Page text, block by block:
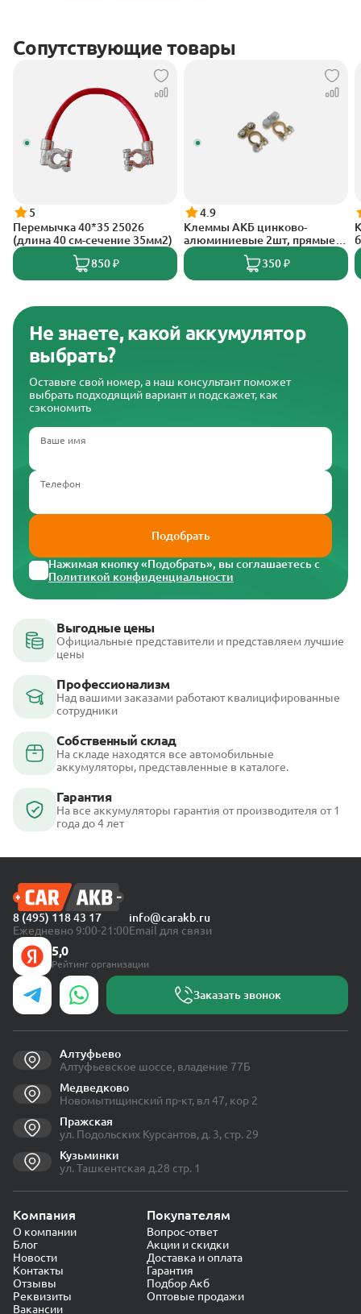
Сопутствующие товары
5
Перемычка 40*35 25026
(длина 40 см-сечение 35мм2)
850 ₽
4.9
Клеммы АКБ цинково-
алюминиевые 2шт, прямые
усиленные с крепежом
350 ₽
Не знаете, какой аккумулятор
выбрать?
Оставьте свой номер, а наш консультант поможет
выбрать подходящий вариант и подскажет, как
сэкономить
Ваше имя
Телефон
Подобрать
Нажимая кнопку «Подобрать», вы соглашаетесь с
Политикой конфиденциальности
Выгодные цены
Официальные представители и представляем лучшие
цены
Профессионализм
Над вашими заказами работают квалицифированные
сотрудники
Собственный склад
На складе находятся все автомобильные
аккумуляторы, представленные в каталоге.
Гарантия
На все аккумуляторы гарантия от производителя от 1
года до 4 лет
8 (495) 118 43 17
Ежедневно 9:00-21:00
info@carakb.ru
Email для связи
5,0
Рейтинг организации
Заказать звонок
Алтуфьево
Алтуфьевское шоссе, владение 77Б
Медведково
Новомытищинский пр-кт, вл 47, кор 2
Пражская
ул. Подольских Курсантов, д. 3, стр. 29
Кузьминки
ул. Ташкентская д.28 стр. 1
Компания
О компании
Блог
Новости
Контакты
Отзывы
Реквизиты
Вакансии
Покупателям
Вопрос-ответ
Акции и скидки
Доставка и оплата
Гарантия
Подбор Акб
Оптовые продажи